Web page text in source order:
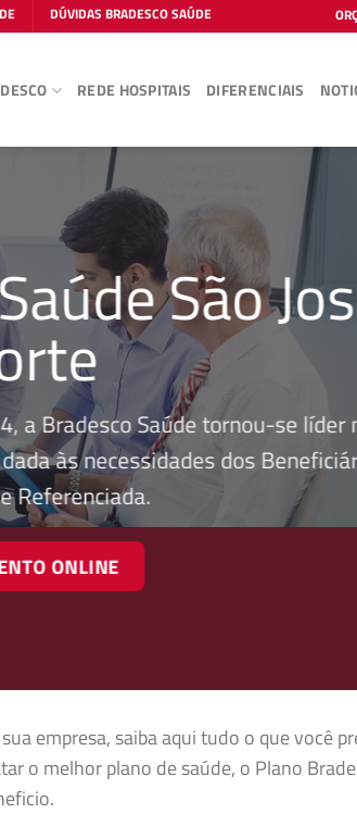
DÚVIDAS BRADESCO SAÚDE
REDE HOSPITAIS DIFERENCIAIS
São
a Bradesco Saúde tornou-se líder
às necessidades dos
Referenciada.
ONLINE
empresa, saiba aqui tudo o que você
o melhor plano de saúde, o Plano